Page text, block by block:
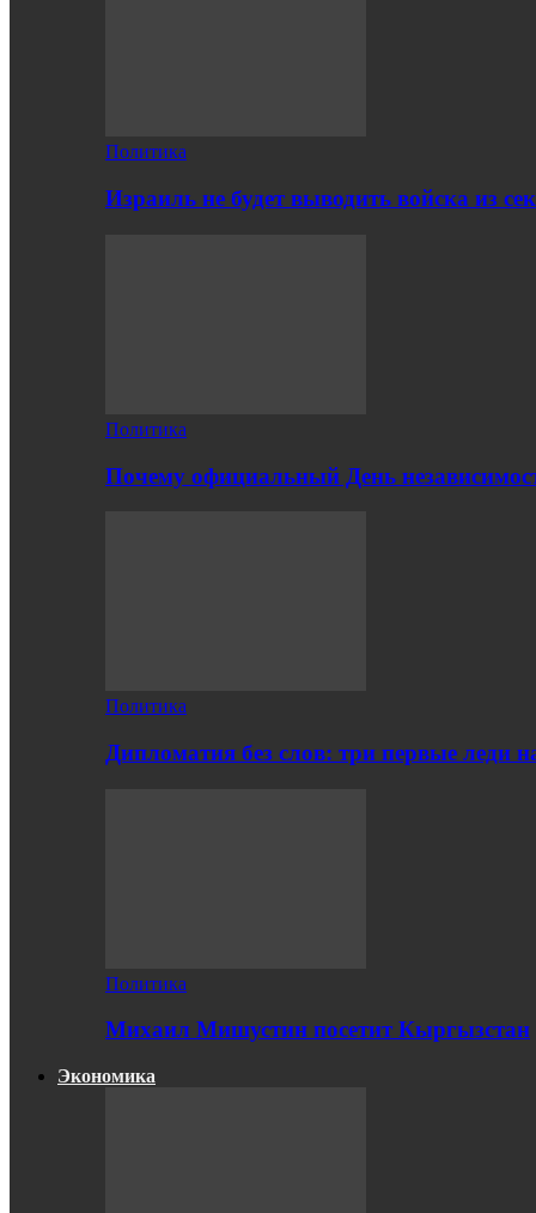
Политика
Израиль не будет выводить войска из
Политика
Почему официальный День
Политика
Дипломатия без слов: три первые леди
Политика
Михаил Мишустин посетит Кыргызстан
Экономика